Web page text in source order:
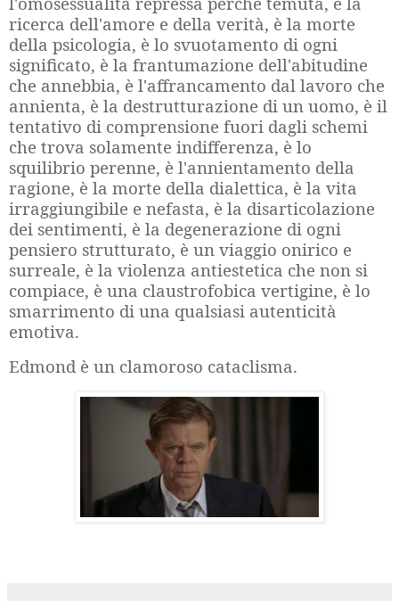
ricerca dell'amore e della verità, è la morte
della psicologia, è lo svuotamento di ogni
significato, è la frantumazione dell'abitudine
che annebbia, è l'affrancamento dal lavoro che
annienta, è la destrutturazione di un uomo, è il
tentativo di comprensione fuori dagli schemi
che trova solamente indifferenza, è lo
squilibrio perenne, è l'annientamento della
ragione, è la morte della dialettica, è la vita
irraggiungibile e nefasta, è la disarticolazione
dei sentimenti, è la degenerazione di ogni
pensiero strutturato, è un viaggio onirico e
surreale, è la violenza antiestetica che non si
compiace, è una claustrofobica vertigine, è lo
smarrimento di una qualsiasi autenticità
emotiva.
Edmond è un clamoroso cataclisma.